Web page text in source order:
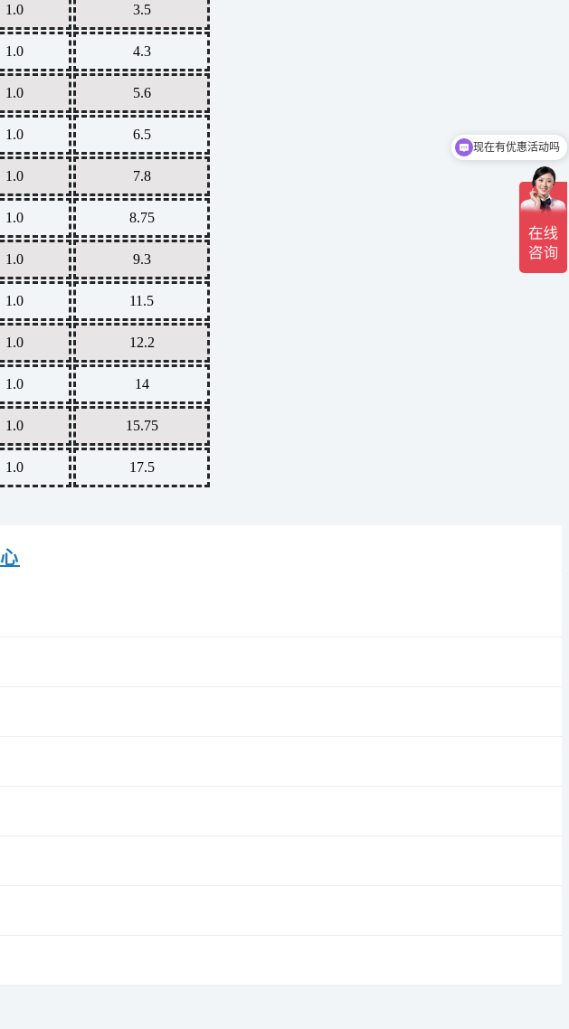
1.0 3.5
1.0 4.3
1.0 5.6
1.0 6.5
1.0 7.8
1.0 8.75
1.0 9.3
1.0 11.5
1.0 12.2
1.0 14
1.0 15.75
1.0 17.5
可以介绍下你们的产品么
现在有优惠活动吗